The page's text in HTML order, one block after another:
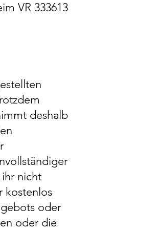
VR 333613
deshalb
nicht
kostenlos
oder
oder die